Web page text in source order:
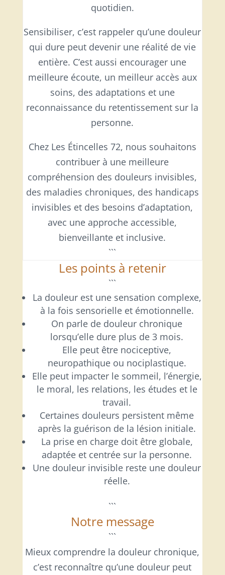
quotidien.
Sensibiliser, c’est rappeler qu’une douleur
qui dure peut devenir une réalité de vie
entière. C’est aussi encourager une
meilleure écoute, un meilleur accès aux
soins, des adaptations et une
reconnaissance du retentissement sur la
personne.
Chez Les Étincelles 72, nous souhaitons
contribuer à une meilleure
compréhension des douleurs invisibles,
des maladies chroniques, des handicaps
invisibles et des besoins d’adaptation,
avec une approche accessible,
bienveillante et inclusive.
```
Les points à retenir
```
La douleur est une sensation complexe,
à la fois sensorielle et émotionnelle.
On parle de douleur chronique
lorsqu’elle dure plus de 3 mois.
Elle peut être nociceptive,
neuropathique ou nociplastique.
Elle peut impacter le sommeil, l’énergie,
le moral, les relations, les études et le
travail.
Certaines douleurs persistent même
après la guérison de la lésion initiale.
La prise en charge doit être globale,
adaptée et centrée sur la personne.
Une douleur invisible reste une douleur
réelle.
```
Notre message
```
Mieux comprendre la douleur chronique,
c’est reconnaître qu’une douleur peut